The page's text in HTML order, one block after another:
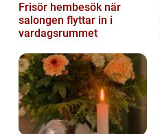
Frisör hembesök när
salongen flyttar in i
vardagsrummet